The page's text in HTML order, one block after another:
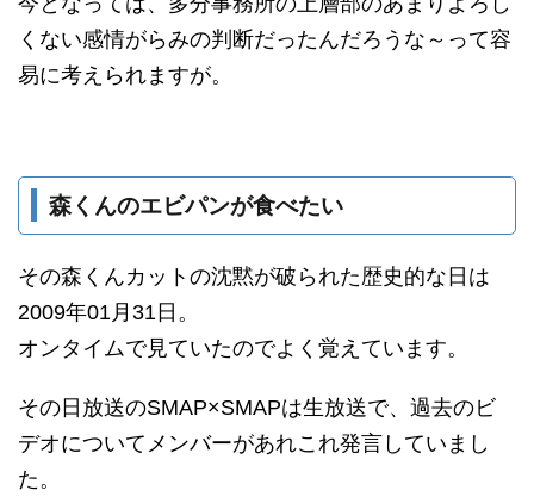
くない感情がらみの判断だったんだろうな～って容
易に考えられますが。
森くんのエビパンが食べたい
その森くんカットの沈黙が破られた歴史的な日は
2009年01月31日。
オンタイムで見ていたのでよく覚えています。
その日放送のSMAP×SMAPは生放送で、過去のビ
デオについてメンバーがあれこれ発言していまし
た。